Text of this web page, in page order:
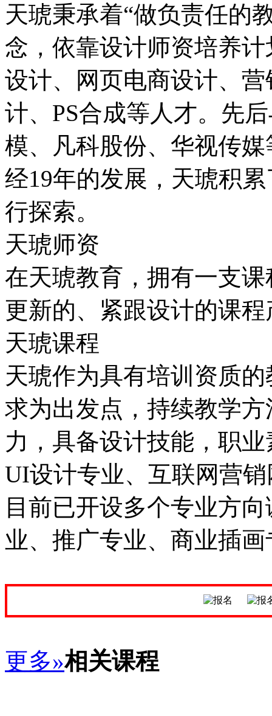
天琥秉承着“做负责任的
念，依靠设计师资培养
设计、网页电商设计、
计、PS合成等人才。先
模、凡科股份、华视传
经19年的发展，天琥积
行探索。
天琥师资
在天琥教育，拥有一支
更新的、紧跟设计的课程
天琥课程
天琥作为具有培训资质
求为出发点，持续教学
力，具备设计技能，职
UI设计专业、互联网营
目前已开设多个专业方
业、推广专业、商业插
更多»相关课程